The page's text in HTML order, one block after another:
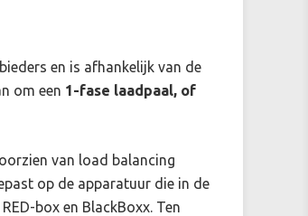
en is afhankelijk van de
om een 1-fase laadpaal, of
van load balancing
op de apparatuur die in de
box en BlackBoxx. Ten